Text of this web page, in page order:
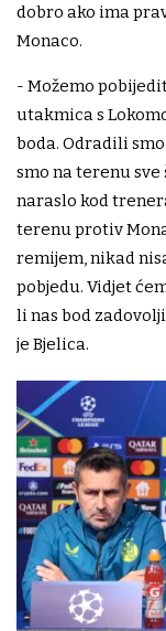
dobro ako ima
Monaco.
- Možemo
utakmica s
boda. Odradili
smo na terenu
naraslo kod
terenu protiv
remijem, nikad
pobjedu. Vidjet
li nas bod
je Bjelica.